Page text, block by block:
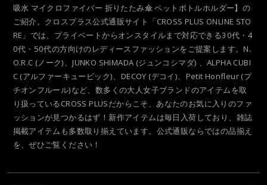
吸水 マイクロファイバー 折りたたみ傘 ペットボトルホルダー】の
ご紹介。クロスプラス公式通販サイト「CROSS PLUS ONLINE STO
RE」では、プライベートからオンスタイルまで対応できる30代・4
0代・50代の方向けのレディースファッションをご提案します。N.
O.R.C (ノーク)、JUNKO SHIMADA (ジュンコシマダ) 、ALPHA CUBI
C (アルファーキュービック)、DECOY (デコイ)、Petit Honfleur (プ
チオンフルール)など、数多くの大人女子ブランドのアイテムを取
り扱っているCROSS PLUSだからこそ、あなたのお気に入りのファ
ッションが見つかるはず！新作アイテムは毎日入荷しており、雑誌
掲載アイテムも多数取り揃えています。公式通販ならではの品揃え
を、ぜひご覧ください！